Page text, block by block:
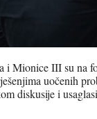
i Mionice III su na
uočenih
diskusije i